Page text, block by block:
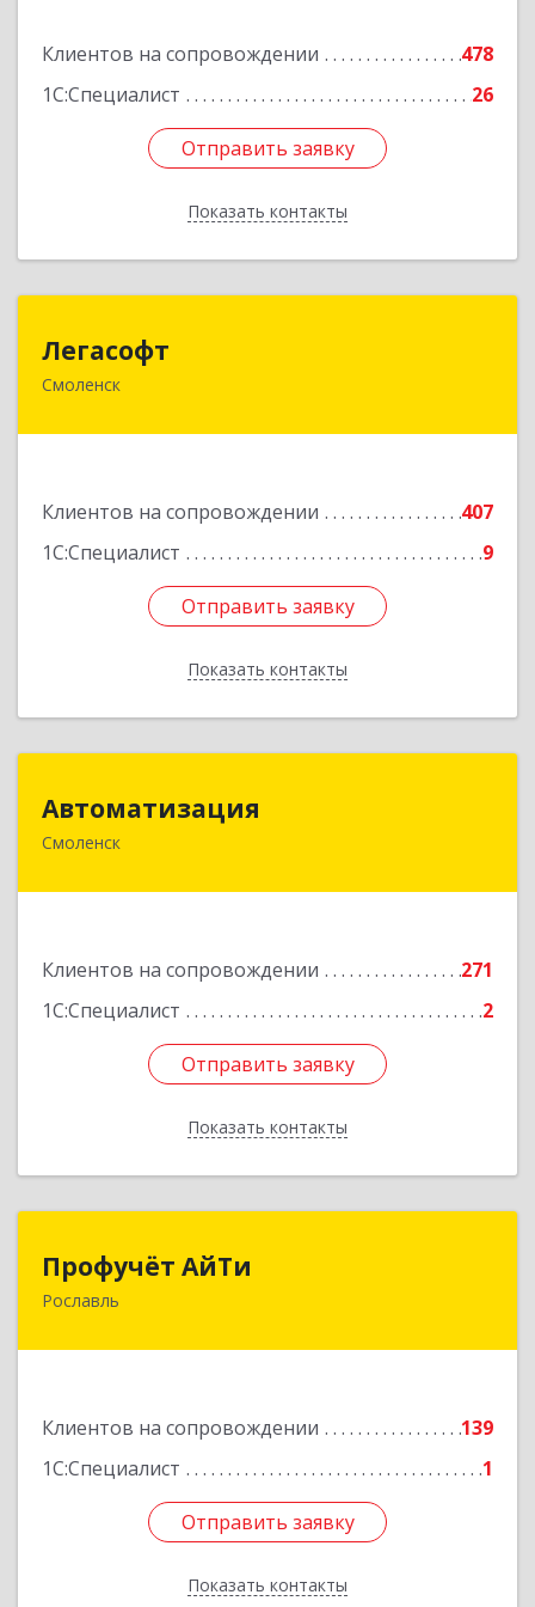
Клиентов на сопровождении
478
1С:Специалист
26
Отправить заявку
Показать контакты
Отправить заявку
Назад
Легасофт
Смоленск
Клиентов на сопровождении
407
1С:Специалист
9
Отправить заявку
Показать контакты
214018, Смоленская обл, Смоленск г, Ново-
Отправить заявку
Назад
Автоматизация
Смоленск
Клиентов на сопровождении
271
1С:Специалист
2
Отправить заявку
Показать контакты
214019, Смоленская обл, Смоленск г, Марии
Отправить заявку
Назад
Профучёт АйТи
Рославль
Клиентов на сопровождении
139
1С:Специалист
1
Отправить заявку
Показать контакты
216500, Смоленская обл, Рославльский р-н,
Отправить заявку
Назад